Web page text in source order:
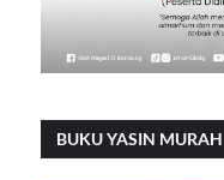
BUKU YASIN MURAH